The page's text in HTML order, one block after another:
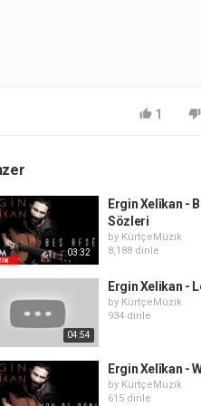
1
03:32
Ergin Xelîkan -
Sözleri
by KürtçeMüzik
8,188 dinle
04:54
Ergin Xelikan -
by KürtçeMüzik
934 dinle
Ergin Xelîkan -
by KürtçeMüzik
615 dinle